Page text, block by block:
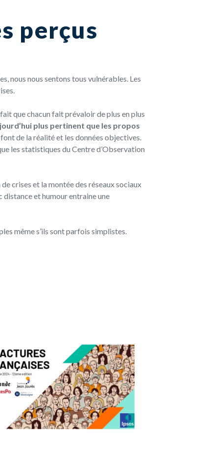
perçus
nous nous sentons tous vulnérables. Les
.
que chacun fait prévaloir de plus en plus
plus pertinent que les propos
de la réalité et les données objectives.
les statistiques du Centre d’Observation
crises et la montée des réseaux sociaux
distance et humour entraine une
même s’ils sont parfois simplistes.